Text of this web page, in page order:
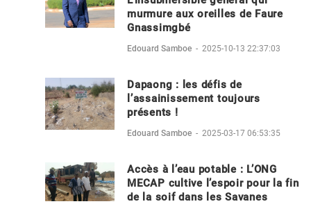
murmure aux oreilles de Faure
Gnassimgbé
Edouard Samboe - 2025-10-13 22:37:03
Dapaong : les défis de
l’assainissement toujours
présents !
Edouard Samboe - 2025-03-17 06:53:35
Accès à l’eau potable : L’ONG
MECAP cultive l’espoir pour la fin
de la soif dans les Savanes